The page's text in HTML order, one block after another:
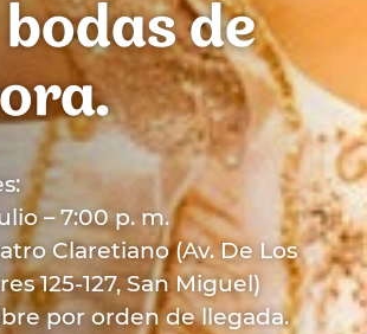
de
– 7:00 p. m.
Claretiano (Av. De Los
125-127, San Miguel)
por orden de llegada.